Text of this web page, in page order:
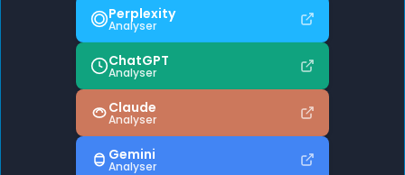
Perplexity
Analyser
ChatGPT
Analyser
Claude
Analyser
Gemini
Analyser